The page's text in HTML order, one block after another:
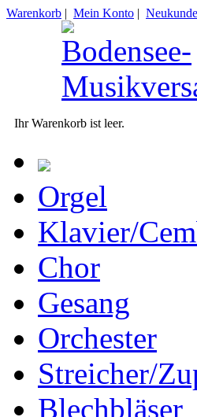
Warenkorb | Mein Konto |
Ihr Warenkorb ist leer.
Orgel
Klavier/
Chor
Gesang
Orchester
Streicher/
Blechbläser